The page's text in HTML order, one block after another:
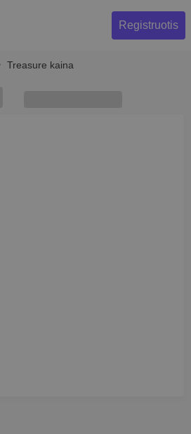
Registruotis
Treasure kaina